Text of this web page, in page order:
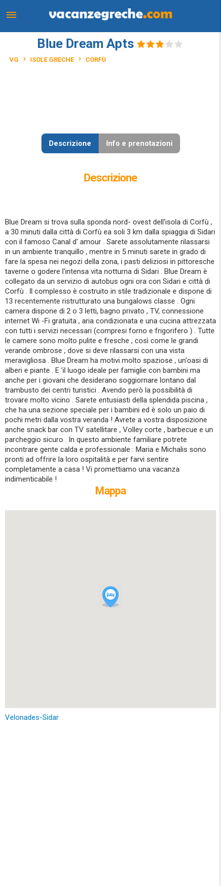
Blue Dream Apts
VG ISOLE GRECHE CORFÙ
Descrizione Info e prenotazioni
Descrizione
Blue Dream si trova sulla sponda nord- ovest dell'isola di Corfù ,
a 30 minuti dalla città di Corfù ea soli 3 km dalla spiaggia di Sidari
con il famoso Canal d' amour . Sarete assolutamente rilassarsi
in un ambiente tranquillo , mentre in 5 minuti sarete in grado di
fare la spesa nei negozi della zona, i pasti deliziosi in pittoresche
taverne o godere l'intensa vita notturna di Sidari . Blue Dream è
collegato da un servizio di autobus ogni ora con Sidari e città di
Corfù . Il complesso è costruito in stile tradizionale e dispone di
13 recentemente ristrutturato una bungalows classe . Ogni
camera dispone di 2 o 3 letti, bagno privato , TV, connessione
internet Wi -Fi gratuita , aria condizionata e una cucina attrezzata
con tutti i servizi necessari (compresi forno e frigorifero ) . Tutte
le camere sono molto pulite e fresche , così come le grandi
verande ombrose , dove si deve rilassarsi con una vista
meravigliosa . Blue Dream ha motivi molto spaziose , un'oasi di
alberi e piante . E 'il luogo ideale per famiglie con bambini ma
anche per i giovani che desiderano soggiornare lontano dal
trambusto dei centri turistici . Avendo però la possibilità di
trovare molto vicino . Sarete entusiasti della splendida piscina ,
che ha una sezione speciale per i bambini ed è solo un paio di
pochi metri dalla vostra veranda ! Avrete a vostra disposizione
anche snack bar con TV satellitare , Volley corte , barbecue e un
parcheggio sicuro . In questo ambiente familiare potrete
incontrare gente calda e professionale : Maria e Michalis sono
pronti ad offrire la loro ospitalità e per farvi sentire
completamente a casa ! Vi promettiamo una vacanza
indimenticabile !
Mappa
Velonades-Sidar